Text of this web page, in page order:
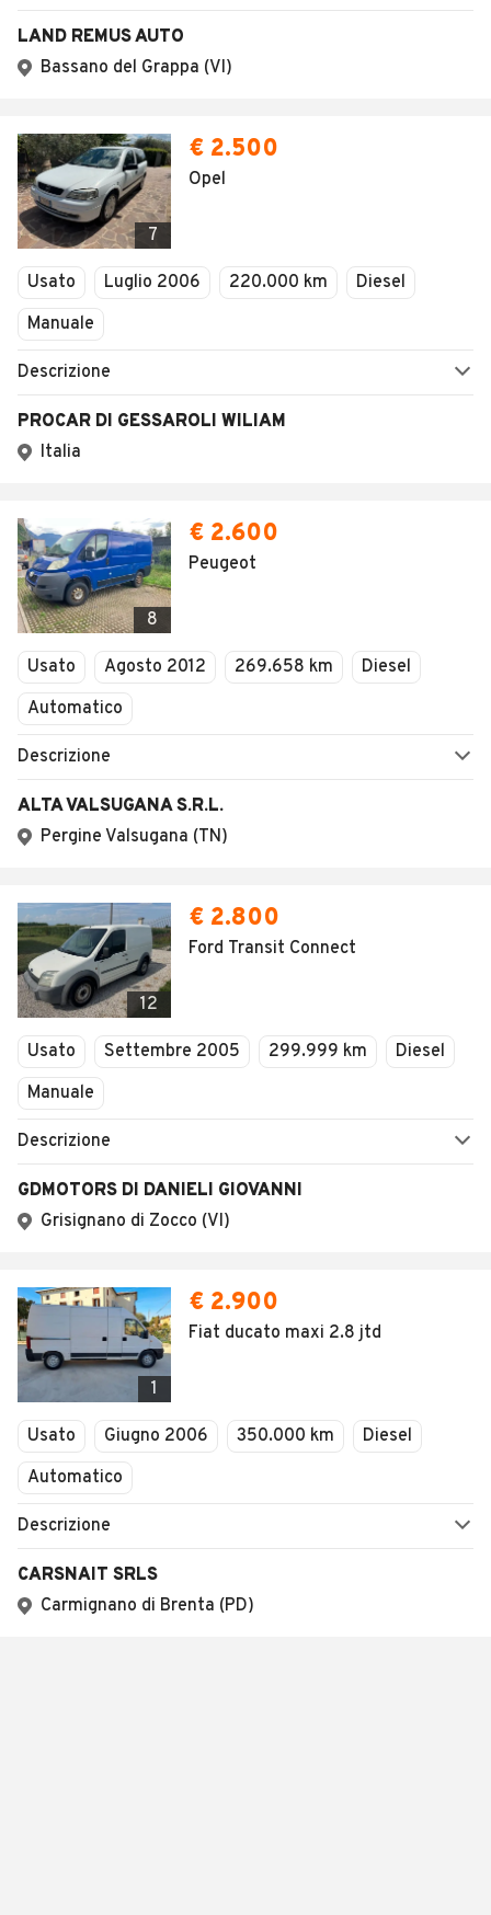
LAND REMUS AUTO
Bassano del Grappa (VI)
7
€ 2.500
Opel
Usato Luglio 2006 220.000 km
Diesel
Manuale
Descrizione
PROCAR DI GESSAROLI WILIAM
Italia
8
€ 2.600
Peugeot
Usato Agosto 2012 269.658 km
Diesel
Automatico
Descrizione
ALTA VALSUGANA S.R.L.
Pergine Valsugana (TN)
12
€ 2.800
Ford Transit Connect
Usato Settembre 2005 299.999 km
Diesel
Manuale
Descrizione
GDMOTORS DI DANIELI GIOVANNI
Grisignano di Zocco (VI)
1
€ 2.900
Fiat ducato maxi 2.8 jtd
Usato Giugno 2006 350.000 km
Diesel
Automatico
Descrizione
CARSNAIT SRLS
Carmignano di Brenta (PD)